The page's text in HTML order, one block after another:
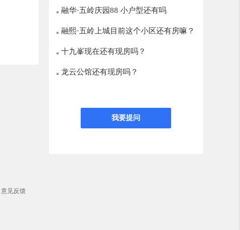
融华·五岭庆园88 小户型还有吗
融熙·五岭上城目前这个小区还有房嘛？
十九峯现在还有现房吗？
龙云公馆还有现房吗？
我要提问
意见反馈